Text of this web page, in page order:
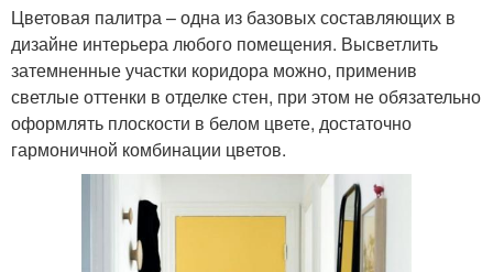
Цветовая палитра – одна из базовых составляющих в
дизайне интерьера любого помещения. Высветлить
затемненные участки коридора можно, применив
светлые оттенки в отделке стен, при этом не обязательно
оформлять плоскости в белом цвете, достаточно
гармоничной комбинации цветов.